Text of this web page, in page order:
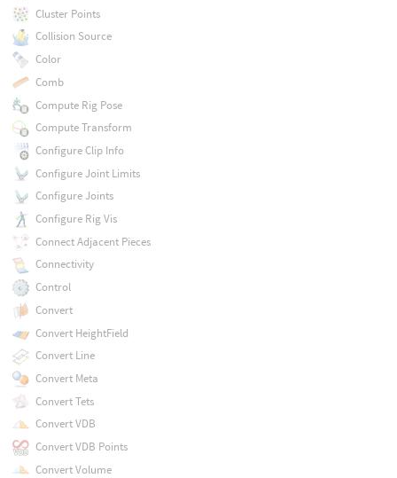
Cluster Points
Collision Source
Color
Comb
Compute Rig Pose
Compute Transform
Configure Clip Info
Configure Joint Limits
Configure Joints
Configure Rig Vis
Connect Adjacent Pieces
Connectivity
Control
Convert
Convert HeightField
Convert Line
Convert Meta
Convert Tets
Convert VDB
Convert VDB Points
Convert Volume